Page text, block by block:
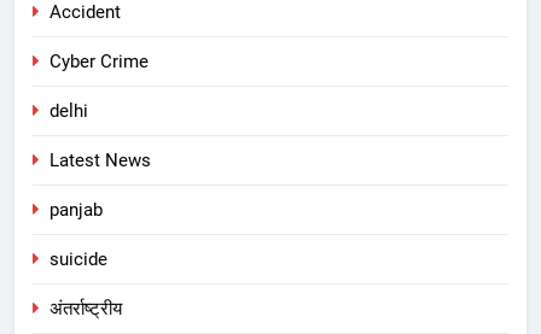
Accident
Cyber Crime
delhi
Latest News
panjab
suicide
अंतर्राष्ट्रीय